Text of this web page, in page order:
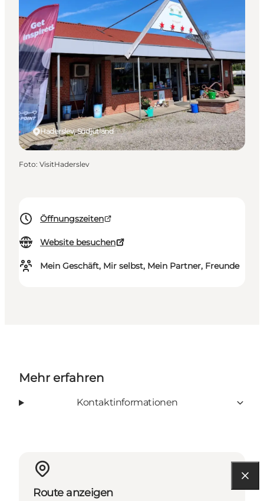
Öffnungszeiten
Website besuchen
Mein Geschäft, Mir selbst, Mein Partner, Freunde
Haderslev, Südjütland
Foto: VisitHaderslev
Mehr erfahren
Kontaktinformationen
Route anzeigen